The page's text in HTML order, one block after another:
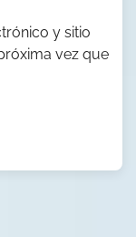
y sitio
vez que